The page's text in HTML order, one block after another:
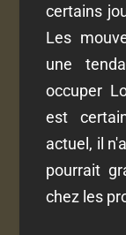
certains
Les
une
occuper
est
actuel, il
pourrait
chez les